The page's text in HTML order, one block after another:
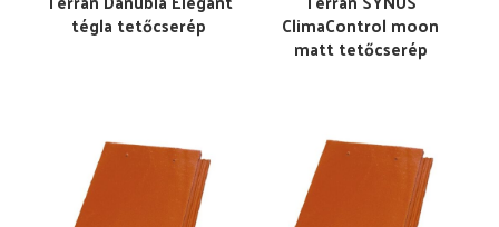
tégla tetőcserép ClimaControl moon
matt tetőcserép